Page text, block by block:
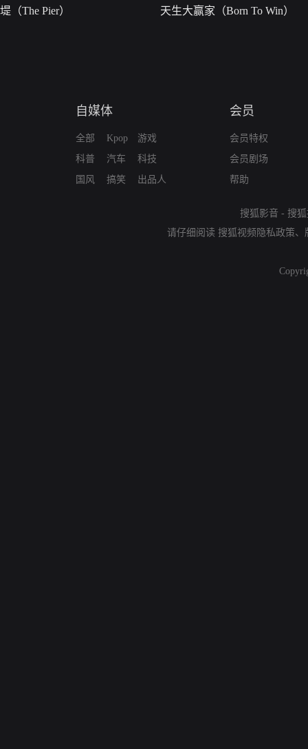
堤（The Pier） 天生大赢家（Born To Win）
自媒体
全部
科普
国风
Kpop
汽车
搞笑
游戏
科技
出品人
会员
会员特权
会员剧场
帮助
搜狐影音 - 搜
请仔细阅读 搜狐视频隐私政策、